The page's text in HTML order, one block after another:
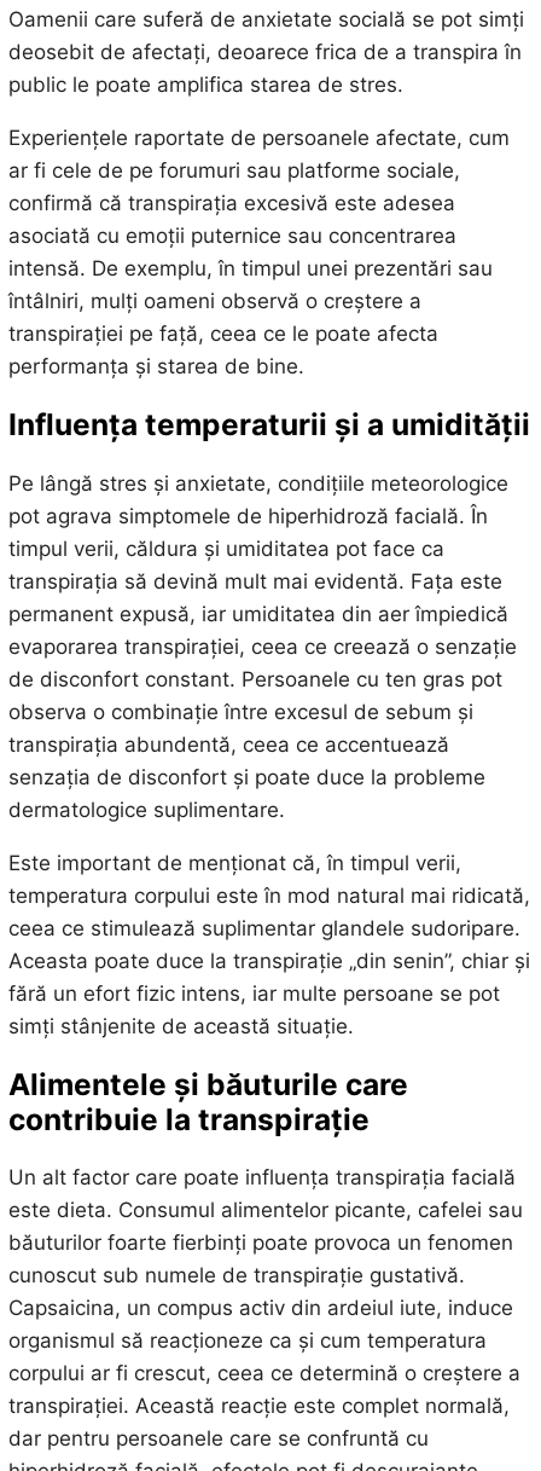
Oamenii care suferă de anxietate socială se pot simți
deosebit de afectați, deoarece frica de a transpira în
public le poate amplifica starea de stres.
Experiențele raportate de persoanele afectate, cum
ar fi cele de pe forumuri sau platforme sociale,
confirmă că transpirația excesivă este adesea
asociată cu emoții puternice sau concentrarea
intensă. De exemplu, în timpul unei prezentări sau
întâlniri, mulți oameni observă o creștere a
transpirației pe față, ceea ce le poate afecta
performanța și starea de bine.
Influența temperaturii și a umidității
Pe lângă stres și anxietate, condițiile meteorologice
pot agrava simptomele de hiperhidroză facială. În
timpul verii, căldura și umiditatea pot face ca
transpirația să devină mult mai evidentă. Fața este
permanent expusă, iar umiditatea din aer împiedică
evaporarea transpirației, ceea ce creează o senzație
de disconfort constant. Persoanele cu ten gras pot
observa o combinație între excesul de sebum și
transpirația abundentă, ceea ce accentuează
senzația de disconfort și poate duce la probleme
dermatologice suplimentare.
Este important de menționat că, în timpul verii,
temperatura corpului este în mod natural mai ridicată,
ceea ce stimulează suplimentar glandele sudoripare.
Aceasta poate duce la transpirație „din senin”, chiar și
fără un efort fizic intens, iar multe persoane se pot
simți stânjenite de această situație.
Alimentele și băuturile care
contribuie la transpirație
Un alt factor care poate influența transpirația facială
este dieta. Consumul alimentelor picante, cafelei sau
băuturilor foarte fierbinți poate provoca un fenomen
cunoscut sub numele de transpirație gustativă.
Capsaicina, un compus activ din ardeiul iute, induce
organismul să reacționeze ca și cum temperatura
corpului ar fi crescut, ceea ce determină o creștere a
transpirației. Această reacție este complet normală,
dar pentru persoanele care se confruntă cu